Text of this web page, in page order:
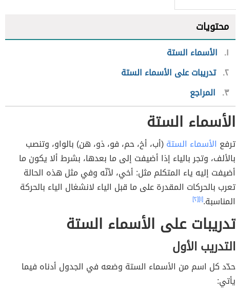
محتويات
١ الأسماء الستة
٢ تدريبات على الأسماء الستة
٣ المراجع
الأسماء الستة
ترفع الأسماء الستة(أب، أخ، حم، فو، ذو، هن) بالواو، وتنصب
بالألف، وتجر بالياء إذا أضيفت إلى ما بعدها، بشرط ألا يكون ما
أضيفت إليه ياء المتكلم مثل: أخي، لأنّه وفي مثل هذه الحالة
تعرب بالحركات المقدرة على ما قبل الياء لانشغال الياء بالحركة
المناسبة.[١] [٢]
تدريبات على الأسماء الستة
التدريب الأول
حدّد كل اسم من الأسماء الستة وضعه في الجدول أدناه فيما
يأتي: